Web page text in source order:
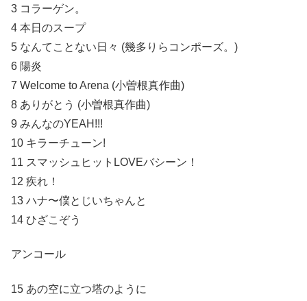
3 コラーゲン。
4 本日のスープ
5 なんてことない日々 (幾多りらコンポーズ。)
6 陽炎
7 Welcome to Arena (小曽根真作曲)
8 ありがとう (小曽根真作曲)
9 みんなのYEAH!!!
10 キラーチューン!
11 スマッシュヒットLOVEバシーン！
12 疾れ！
13 ハナ〜僕とじいちゃんと
14 ひざこぞう
アンコール
15 あの空に立つ塔のように